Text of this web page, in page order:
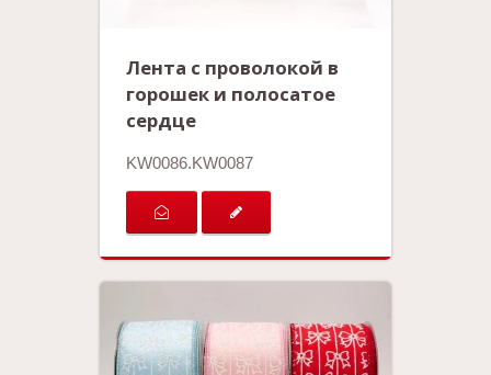
Лента с проволокой в
горошек и полосатое
сердце
KW0086.KW0087